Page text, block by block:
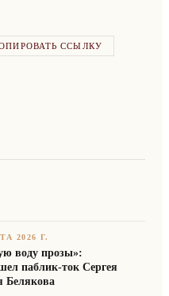
ССЫЛКУ
2026 Г.
воду прозы»:
паблик-ток Сергея
Белякова